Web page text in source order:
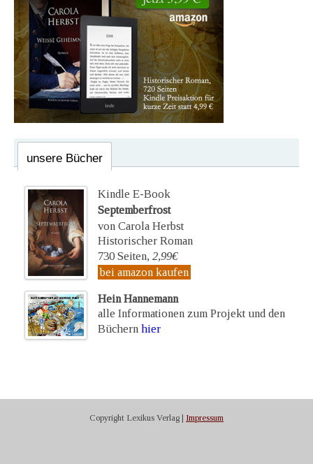
unsere Bücher
Kindle E-Book
Septemberfrost
von Carola Herbst
Historischer Roman
730 Seiten, 2,99€
bei amazon kaufen
Hein Hannemann
alle Informationen zum Projekt und den
Büchern hier
Copyright Lexikus Verlag | Impressum